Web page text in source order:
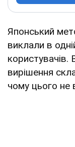
Японський
виклали в
вирішення
чому цього не